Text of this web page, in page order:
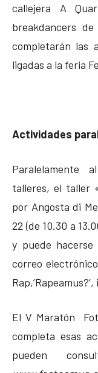
callejera A
breakdancers
completarán las
ligadas a la feria
Actividades
Paralelamente
talleres, el taller
por Angosta di
22 (de 10.30 a
y puede
correo electrónico
El V Maratón
completa esas
pueden